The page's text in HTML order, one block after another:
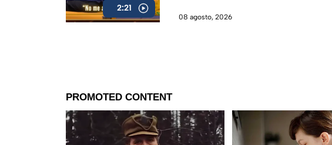
2:21
08 agosto, 2026